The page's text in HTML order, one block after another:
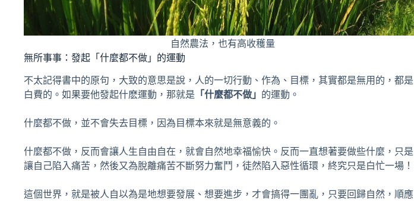
自然農法，也有高收穫量
無所事事：發起「什麼都不做」的運動
不太記得書中的原句，大致的意思是說，人的一切行動、作為、目標，其實都是無用的，都是
白費的。如果要他發起什麽運動，那就是 「什麼都不做」 的運動。
什麼都不做，並不會失去目標，因為目標本來就是無意義的。
什麼都不做，反而會讓人生自由自在，就會自然地幸福愉快。反而一直想著要做些什麼，只是
讓自己陷入痛苦，然後又為脫離痛苦不斷努力奮鬥，徒然陷入惡性循環，終究只是白忙一場！
這個世界，就是被人自以為是地想要發展、想要進步，才會搞得一團亂，只要回歸自然，順應